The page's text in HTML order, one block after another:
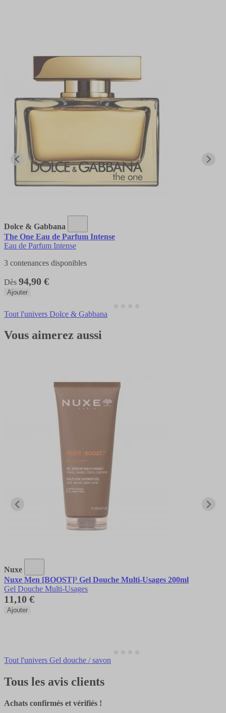
Dolce & Gabbana
The One Eau de Parfum Intense
Eau de Parfum Intense
3 contenances disponibles
Dès 94,90 €
Ajouter
Tout l'univers Dolce & Gabbana
Vous aimerez aussi
Nuxe
Nuxe Men [BOOST]³ Gel Douche Multi-Usages 200ml
Gel Douche Multi-Usages
11,10 €
Ajouter
Tout l'univers Gel douche / savon
Tous les avis clients
Achats confirmés et vérifiés !